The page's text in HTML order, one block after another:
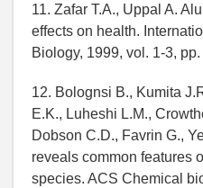
11. Zafar T.A., Uppal A.
effects on health.
Biology, 1999, vol. 1-3,
12. Bolognsi B., Kumita
E.K., Luheshi L.M.,
Dobson C.D., Favrin G.,
reveals common features
species. ACS Chemical